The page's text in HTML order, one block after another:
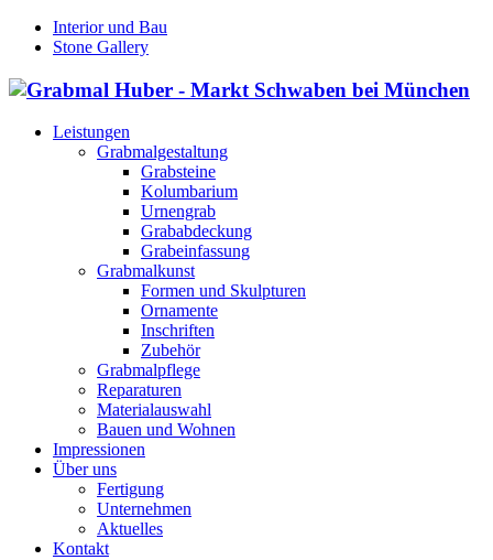
Interior und Bau
Stone Gallery
Leistungen
Grabmalgestaltung
Grabsteine
Kolumbarium
Urnengrab
Grababdeckung
Grabeinfassung
Grabmalkunst
Formen und Skulpturen
Ornamente
Inschriften
Zubehör
Grabmalpflege
Reparaturen
Materialauswahl
Bauen und Wohnen
Impressionen
Über uns
Fertigung
Unternehmen
Aktuelles
Kontakt